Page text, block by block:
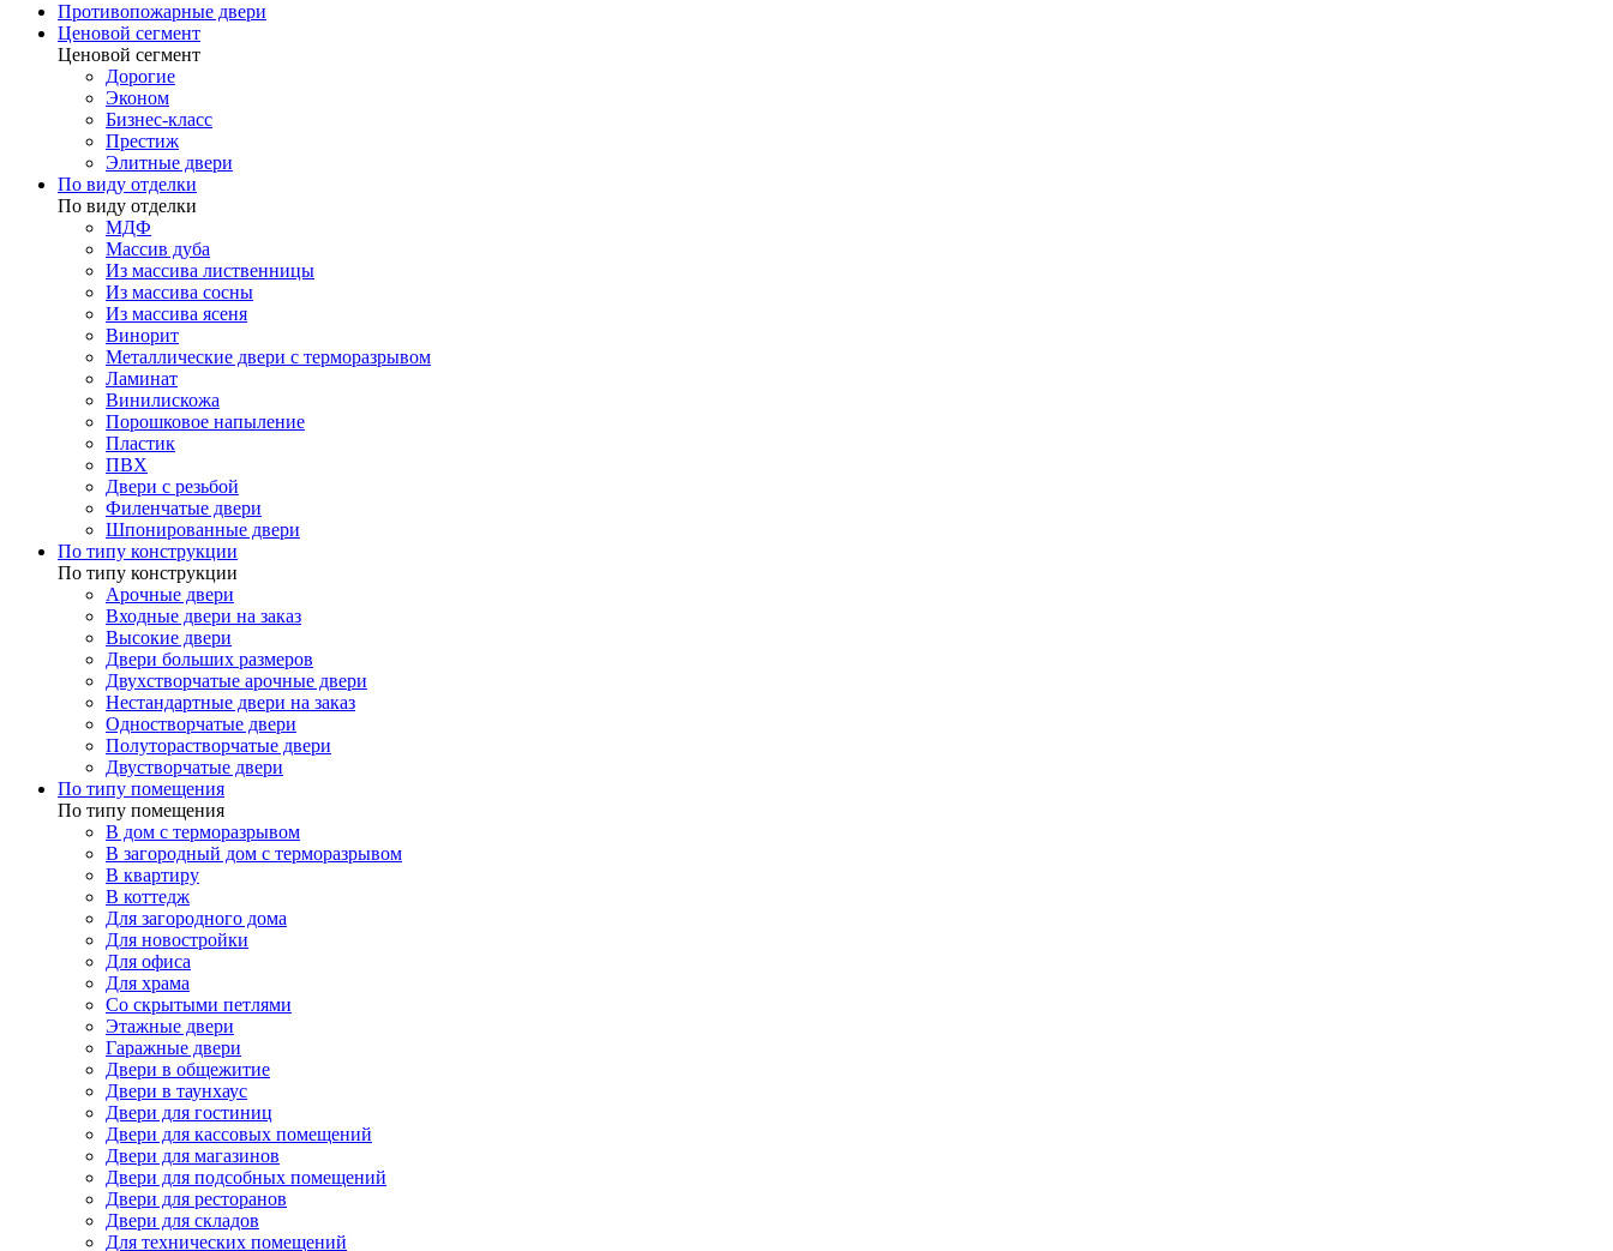
Противопожарные двери
Ценовой сегмент
Ценовой сегмент
Дорогие
Эконом
Бизнес-класс
Престиж
Элитные двери
По виду отделки
По виду отделки
МДФ
Массив дуба
Из массива лиственницы
Из массива сосны
Из массива ясеня
Винорит
Металлические двери с терморазрывом
Ламинат
Винилискожа
Порошковое напыление
Пластик
ПВХ
Двери с резьбой
Филенчатые двери
Шпонированные двери
По типу конструкции
По типу конструкции
Арочные двери
Входные двери на заказ
Высокие двери
Двери больших размеров
Двухстворчатые арочные двери
Нестандартные двери на заказ
Одностворчатые двери
Полуторастворчатые двери
Двустворчатые двери
По типу помещения
По типу помещения
В дом с терморазрывом
В загородный дом с терморазрывом
В квартиру
В коттедж
Для загородного дома
Для новостройки
Для офиса
Для храма
Со скрытыми петлями
Этажные двери
Гаражные двери
Двери в общежитие
Двери в таунхаус
Двери для гостиниц
Двери для кассовых помещений
Двери для магазинов
Двери для подсобных помещений
Двери для ресторанов
Двери для складов
Для технических помещений